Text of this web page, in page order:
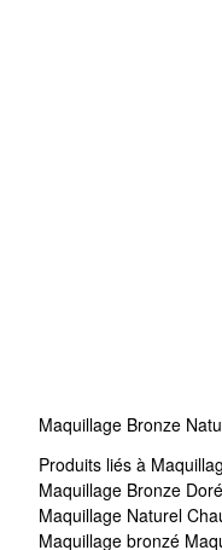
Maquillage Bronze
Produits liés à
Maquillage Bronze Doré
Maquillage Naturel
Maquillage bronzé